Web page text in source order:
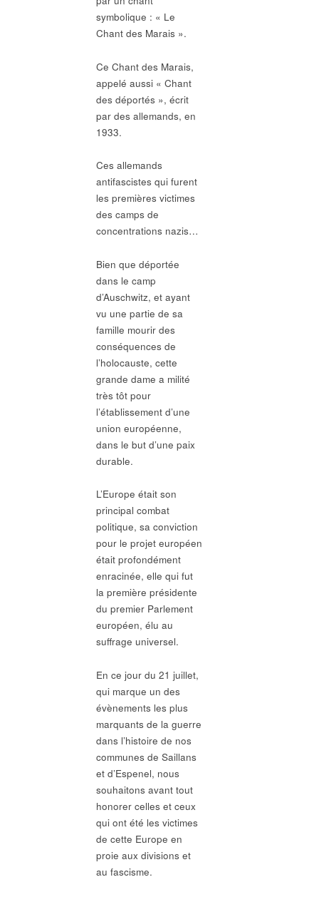
symbolique : « Le
Chant des Marais ».
Ce Chant des Marais,
appelé aussi « Chant
des déportés », écrit
par des allemands, en
1933.
Ces allemands
antifascistes qui furent
les premières victimes
des camps de
concentrations nazis…
Bien que déportée
dans le camp
d’Auschwitz, et ayant
vu une partie de sa
famille mourir des
conséquences de
l’holocauste, cette
grande dame a milité
très tôt pour
l’établissement d’une
union européenne,
dans le but d’une paix
durable.
L’Europe était son
principal combat
politique, sa conviction
pour le projet européen
était profondément
enracinée, elle qui fut
la première présidente
du premier Parlement
européen, élu au
suffrage universel.
En ce jour du 21 juillet,
qui marque un des
évènements les plus
marquants de la guerre
dans l’histoire de nos
communes de Saillans
et d’Espenel, nous
souhaitons avant tout
honorer celles et ceux
qui ont été les victimes
de cette Europe en
proie aux divisions et
au fascisme.